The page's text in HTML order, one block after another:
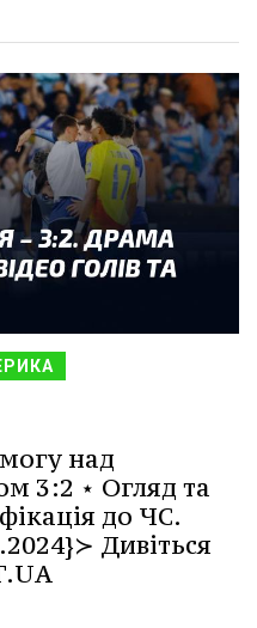
над
3:2 ⋆ Огляд та
до ЧС.
Дивіться